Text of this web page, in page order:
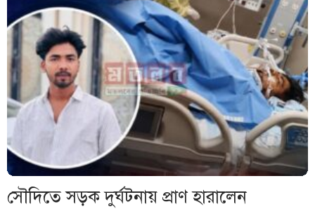
সৌদিতে সড়ক দুর্ঘটনায় প্রাণ হারালেন